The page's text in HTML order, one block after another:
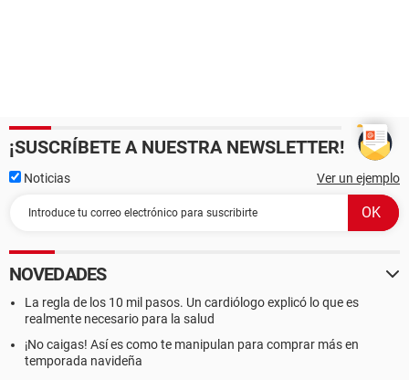
¡SUSCRÍBETE A NUESTRA NEWSLETTER!
Noticias Ver un ejemplo
NOVEDADES
La regla de los 10 mil pasos. Un cardiólogo explicó lo que es
realmente necesario para la salud
¡No caigas! Así es como te manipulan para comprar más en
temporada navideña